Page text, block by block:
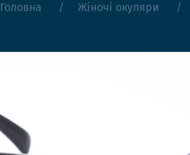
Головна Жіночі окуляри